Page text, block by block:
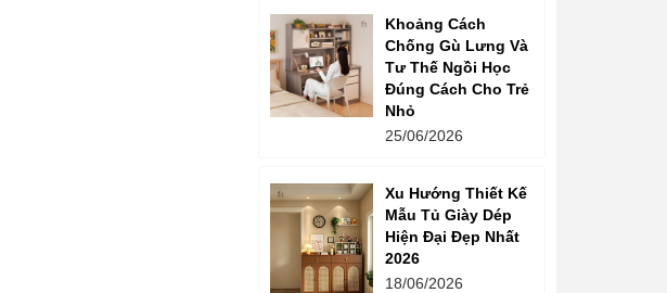
Khoảng Cách
Chống Gù Lưng Và
Tư Thế Ngồi Học
Đúng Cách Cho Trẻ
Nhỏ
25/06/2026
Xu Hướng Thiết Kế
Mẫu Tủ Giày Dép
Hiện Đại Đẹp Nhất
2026
18/06/2026